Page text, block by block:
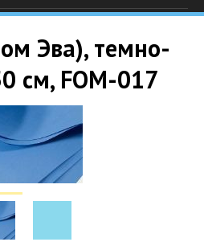
Эва), темно-
см, FOM-017